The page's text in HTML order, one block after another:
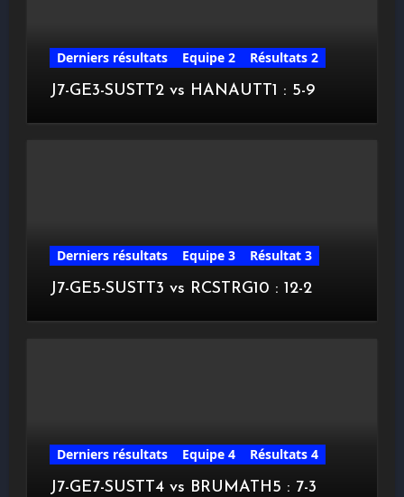
Derniers résultats Equipe 2
Résultats 2
J7-GE3-SUSTT2 vs HANAUTT1 : 5-9
Derniers résultats Equipe 3
Résultat 3
J7-GE5-SUSTT3 vs RCSTRG10 : 12-2
Derniers résultats Equipe 4
Résultats 4
J7-GE7-SUSTT4 vs BRUMATH5 : 7-3